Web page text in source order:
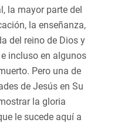
la mayor parte del
la enseñanza,
del reino de Dios y
incluso en algunos
Pero una de
de Jesús en Su
la gloria
le sucede aquí a